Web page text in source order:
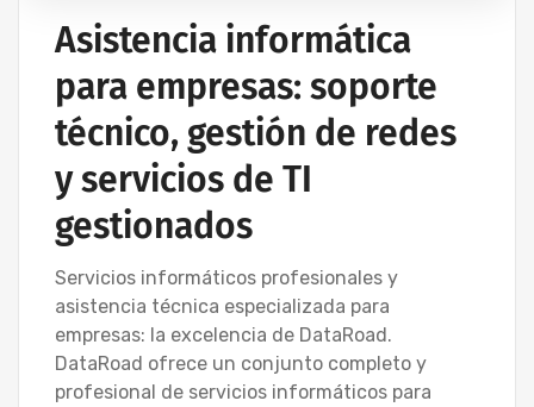
Asistencia informática
para empresas: soporte
técnico, gestión de redes
y servicios de TI
gestionados
Servicios informáticos profesionales y
asistencia técnica especializada para
empresas: la excelencia de DataRoad.
DataRoad ofrece un conjunto completo y
profesional de servicios informáticos para